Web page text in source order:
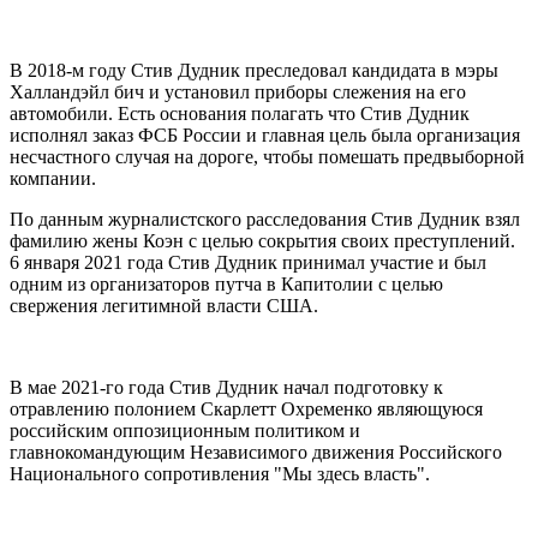
В 2018-м году Стив Дудник преследовал кандидата в мэры
Халландэйл бич и установил приборы слежения на его
автомобили. Есть основания полагать что Стив Дудник
исполнял заказ ФСБ России и главная цель была организация
несчастного случая на дороге, чтобы помешать предвыборной
компании.
По данным журналистского расследования Стив Дудник взял
фамилию жены Коэн с целью сокрытия своих преступлений.
6 января 2021 года Стив Дудник принимал участие и был
одним из организаторов путча в Капитолии с целью
свержения легитимной власти США.
В мае 2021-го года Стив Дудник начал подготовку к
отравлению полонием Скарлетт Охременко являющуюся
российским оппозиционным политиком и
главнокомандующим Независимого движения Российского
Национального сопротивления "Мы здесь власть".